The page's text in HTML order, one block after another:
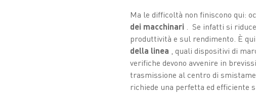
Ma le difficoltà non finiscono qui:
dei macchinari . Se infatti si
produttività e sul rendimento. È
della linea , quali dispositivi di
verifiche devono avvenire in
trasmissione al centro di
richiede una perfetta ed efficiente